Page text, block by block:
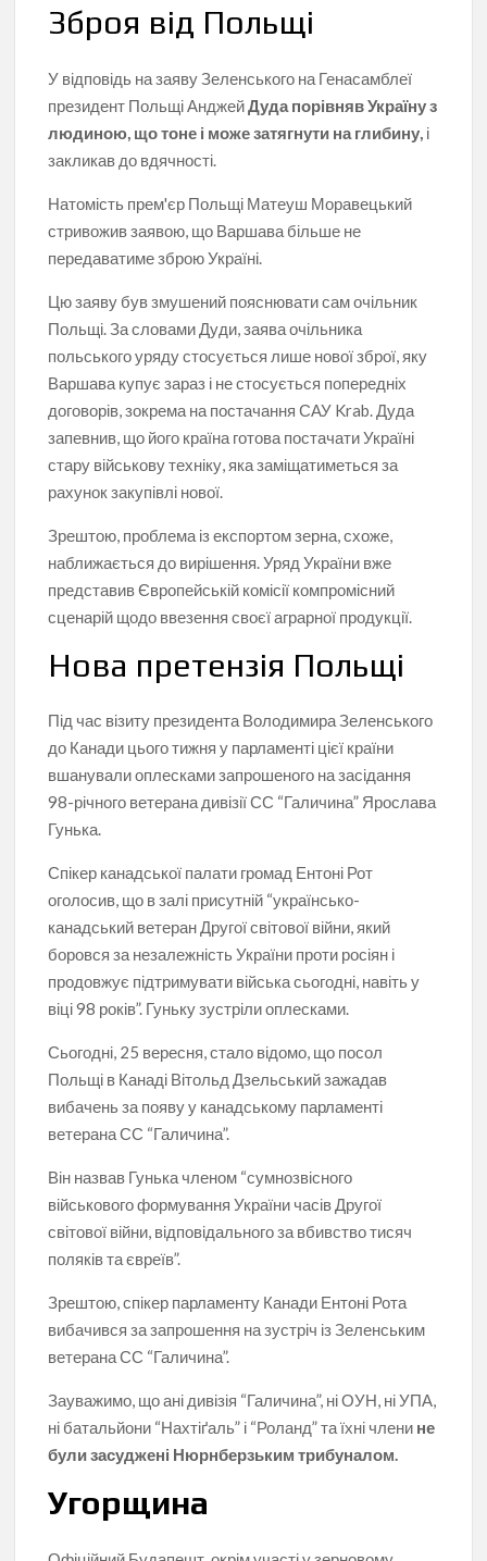
Зброя від Польщі
У відповідь на заяву Зеленського на Генасамблеї
президент Польщі АнджейДуда порівняв Україну з
людиною, що тоне і може затягнути на глибину, і
закликав до вдячності.
Натомість прем'єр Польщі Матеуш Моравецький
стривожив заявою, що Варшава більше не
передаватиме зброю Україні.
Цю заяву був змушений пояснювати сам очільник
Польщі. За словами Дуди, заява очільника
польського уряду стосується лише нової зброї, яку
Варшава купує зараз і не стосується попередніх
договорів, зокрема на постачання САУ Krab. Дуда
запевнив, що його країна готова постачати Україні
стару військову техніку, яка заміщатиметься за
рахунок закупівлі нової.
Зрештою, проблема із експортом зерна, схоже,
наближається до вирішення. Уряд України вже
представив Європейській комісії компромісний
сценарій щодо ввезення своєї аграрної продукції.
Нова претензія Польщі
Під час візиту президента Володимира Зеленського
до Канади цього тижня у парламенті цієї країни
вшанували оплесками запрошеного на засідання
98-річного ветерана дивізії СС “Галичина” Ярослава
Гунька.
Спікер канадської палати громад Ентоні Рот
оголосив, що в залі присутній “українсько-
канадський ветеран Другої світової війни, який
боровся за незалежність України проти росіян і
продовжує підтримувати війська сьогодні, навіть у
віці 98 років”. Гуньку зустріли оплесками.
Сьогодні, 25 вересня, стало відомо, що посол
Польщі в Канаді Вітольд Дзельський зажадав
вибачень за появу у канадському парламенті
ветерана СС “Галичина”.
Він назвав Гунька членом “сумнозвісного
військового формування України часів Другої
світової війни, відповідального за вбивство тисяч
поляків та євреїв”.
Зрештою, спікер парламенту Канади Ентоні Рота
вибачився за запрошення на зустріч із Зеленським
ветерана СС “Галичина”.
Зауважимо, що ані дивізія “Галичина”, ні ОУН, ні УПА,
ні батальйони “Нахтіґаль” і “Роланд” та їхні члени не
були засуджені Нюрнберзьким трибуналом.
Угорщина